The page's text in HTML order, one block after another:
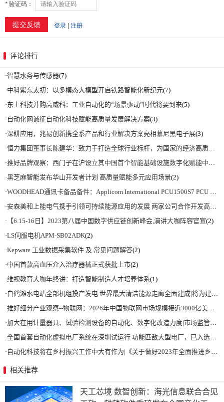
评论排行
·智慧水务与传感器(7)
·中科紫东太初：以多模态大模型开启铁路智能化新纪元(7)
·东土科技并购高威科：工业自动化的“场景驱动”时代将要到来(5)
· 自动化网诚征自动化科技赋能高质量发展解决方案(3)
·深耕应用，兆易创新携全系产品和行业解决方案亮相慕尼黑电子展(3)
·恒力集团董事长陈建华：致力于打造全球行业标杆，为国家的经济高质量发展贡献更大力量|上海电气集团党委书记、董事长吴磊来访
·推好品牌观察：西门子在沪设立其中国首个智能基础设施数字化赋能中心
·黑芝麻智能发布华山开发者计划 高质量赋能多元应用场景(2)
·WOODHEAD通讯卡备品备件：Applicom International PCU1500S7 PCU 1500 S7 V4.5.0
·安森美和上能电气携手引领可持续能源应用的发展 两家公司合作开发高性能储能和太阳能组串式逆变器方案 以实现可持续的未来
· 【6.15-16日】2023第八届中国数字供应链创新峰会,演讲大咖阵容官宣(2)
·LS伺服电机APM-SB02ADK(2)
·Kepware 工业数据采集软件 及 常见问题解答(2)
·中国首款高血压介入治疗器械正式获批上市(2)
·维视教育大咖年终讲：打造智能制造人才培养体系(1)
·白鹤滩水电站全部机组投产发电 世界最大清洁能源走廊全面建成|将为建设新型能源体系、保障国家能源安全、实现“双碳”目标提供有力支撑
·推好细分产业观察--物联网：2026年中国物联网市场规模接近3000亿美元 智慧工厂、智慧城市、智慧电网等将占60%以上
·加大在用计量器具、试验检测设备的自动化、数字化改造力度|市场监管总局 工业和信息化部 关于促进企业计量能力提升的指导意见
·全国首套自动化虚拟电厂系统在深圳试运行 功能匹敌大型电厂，已入选国际典型案例
· 自动化科技将在乡村振兴工作中大有作为|《关于做好2023年全面推进乡村振兴重点工作的意见》发布
相关推荐
天工芯境 数智创新：海光信息联合合见